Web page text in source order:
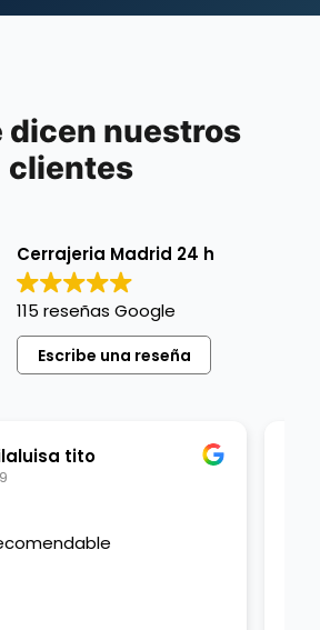
dicen nuestros
clientes
Cerrajeria Madrid 24 h
115 reseñas Google
Escribe una reseña
Gamboa
07
Dalí hizo un trabajo